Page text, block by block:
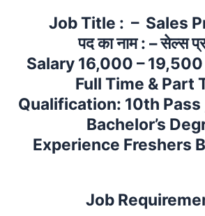
Job Title : – Sales
पद का नाम : – सेल्स
Salary 16,000 –
Full Time & Part
Qualification: 10th Pass
Bachelor’s
Experience Freshers
Job